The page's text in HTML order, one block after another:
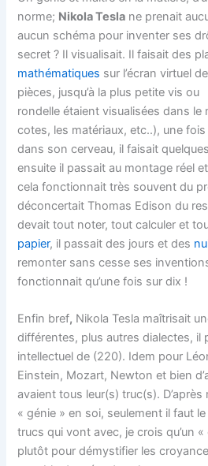
norme; Nikola Tesla ne prenait
aucun schéma pour inventer ses
secret ? Il visualisait. Il faisait des
mathématiques sur l’écran virtuel
pièces, jusqu’à la plus petite vis ou
rondelle étaient visualisées dans le
cotes, les matériaux, etc..), une
dans son cerveau, il faisait
ensuite il passait au montage réel
cela fonctionnait très souvent du
déconcertait Thomas Edison du
devait tout noter, tout calculer et
papier, il passait des jours et des
remonter sans cesse ses
fonctionnait qu’une fois sur dix !
Enfin bref, Nikola Tesla maîtrisait
différentes, plus autres dialectes, il
intellectuel de (220). Idem pour
Einstein, Mozart, Newton et bien
avaient tous leur(s) truc(s).
« génie » en soi, seulement il faut
trucs qui vont avec, je crois qu’un
plutôt pour démystifier les